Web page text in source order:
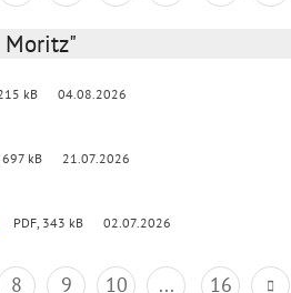
Moritz"
kB 04.08.2026
697 kB 21.07.2026
PDF, 343 kB 02.07.2026
8 9 10 ... 16